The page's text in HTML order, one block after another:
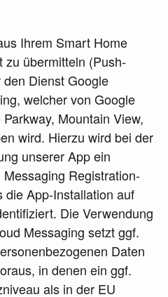
Ihrem Smart Home
zu übermitteln (Push-
Dienst Google
welcher von Google
Mountain View,
wird. Hierzu wird bei der
unserer App ein
Registration-
die App-Installation auf
Die Verwendung
Messaging setzt ggf.
Daten
in denen ein ggf.
als in der EU